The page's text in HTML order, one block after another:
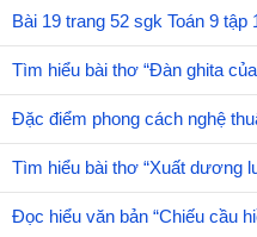
Bài 19 trang 52 sgk Toán 9 tập
Tìm hiểu bài thơ “Đàn ghita
Đặc điểm phong cách nghệ
Tìm hiểu bài thơ “Xuất dương
Đọc hiểu văn bản “Chiếu cầu